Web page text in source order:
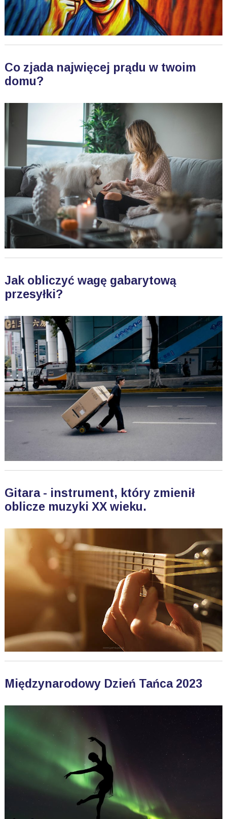
Co zjada najwięcej prądu w twoim
domu?
Jak obliczyć wagę gabarytową
przesyłki?
Gitara - instrument, który zmienił
oblicze muzyki XX wieku.
Międzynarodowy Dzień Tańca 2023